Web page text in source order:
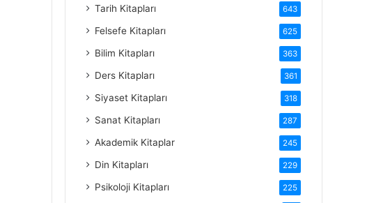
Tarih Kitapları 643
Felsefe Kitapları 625
Bilim Kitapları 363
Ders Kitapları 361
Siyaset Kitapları 318
Sanat Kitapları 287
Akademik Kitaplar 245
Din Kitapları 229
Psikoloji Kitapları 225